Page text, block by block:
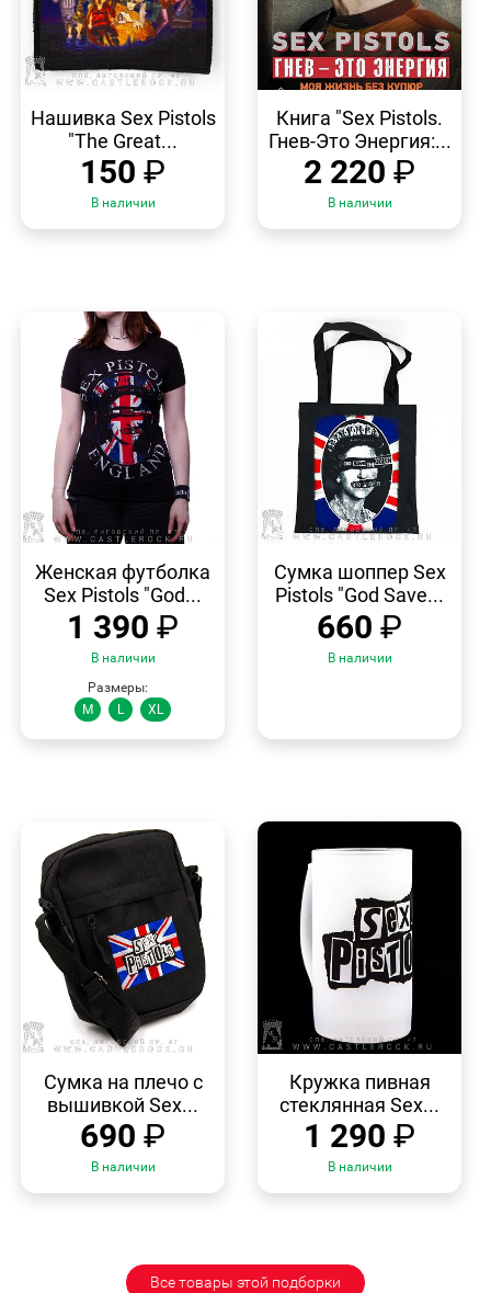
ПРОСМОТР
Нашивка Sex Pistols
"The Great...
150 ₽
В наличии
ПРОСМОТР
Книга "Sex Pistols.
Гнев-Это Энергия:...
2 220 ₽
В наличии
ПРОСМОТР
Женская футболка
Sex Pistols "God...
1 390 ₽
В наличии
Размеры:
M
L XL
ПРОСМОТР
Сумка шоппер Sex
Pistols "God Save...
660 ₽
В наличии
ПРОСМОТР
Сумка на плечо с
вышивкой Sex...
690 ₽
В наличии
ПРОСМОТР
Кружка пивная
стеклянная Sex...
1 290 ₽
В наличии
Все товары этой подборки